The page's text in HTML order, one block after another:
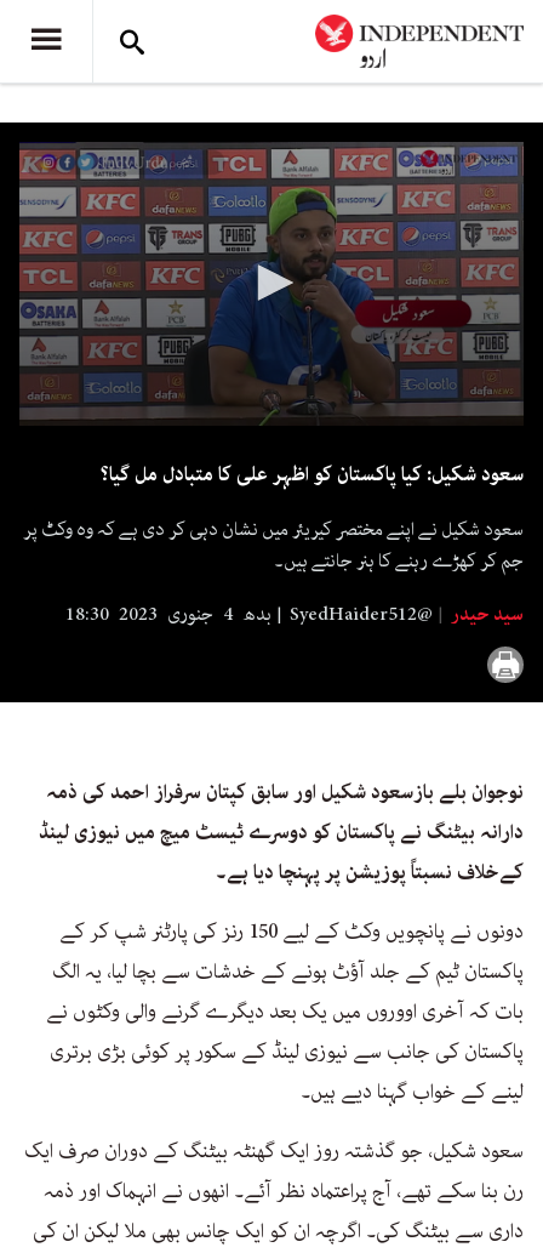
46
سعود شکیل: کیا پاکستان کو اظہر علی کا متبادل مل گیا؟
سعود شکیل نے اپنے مختصر کیریئر میں نشان دہی کر دی ہے کہ وہ وکٹ پر
جم کر کھڑے رہنے کا ہنر جانتے ہیں۔
سید حیدر
SyedHaider512@ بدھ 4 جنوری 2023 18:30
نوجوان بلے بازسعود شکیل اور سابق کپتان سرفراز احمد کی ذمہ
دارانہ بیٹنگ نے پاکستان کو دوسرے ٹیسٹ میچ میں نیوزی لینڈ
کےخلاف نسبتاً پوزیشن پر پہنچا دیا ہے۔
دونوں نے پانچویں وکٹ کے لیے 150 رنز کی پارٹنر شپ کر کے
پاکستان ٹیم کے جلد آؤٹ ہونے کے خدشات سے بچا لیا، یہ الگ
بات کہ آخری اووروں میں یک بعد دیگرے گرنے والی وکٹوں نے
پاکستان کی جانب سے نیوزی لینڈ کے سکور پر کوئی بڑی برتری
لینے کے خواب گہنا دیے ہیں۔
سعود شکیل، جو گذشتہ روز ایک گھنٹہ بیٹنگ کے دوران صرف ایک
رن بنا سکے تھے، آج پراعتماد نظر آئے۔ انھوں نے انہماک اور ذمہ
داری سے بیٹنگ کی۔ اگرچہ ان کو ایک چانس بھی ملا لیکن ان کی